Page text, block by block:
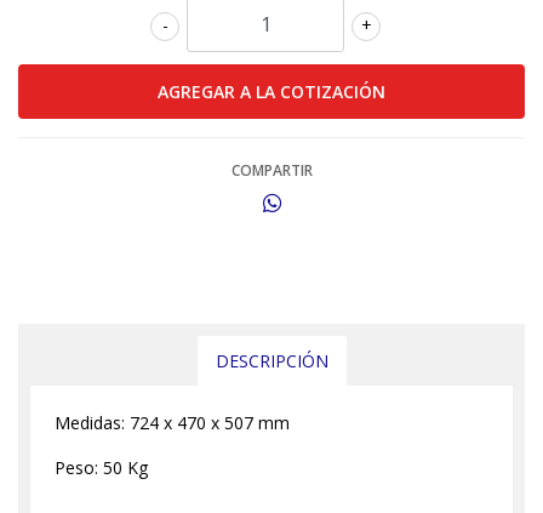
+
-
COMPARTIR
DESCRIPCIÓN
Medidas: 724 x 470 x 507 mm
Peso: 50 Kg